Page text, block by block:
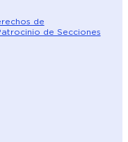
de
de Secciones